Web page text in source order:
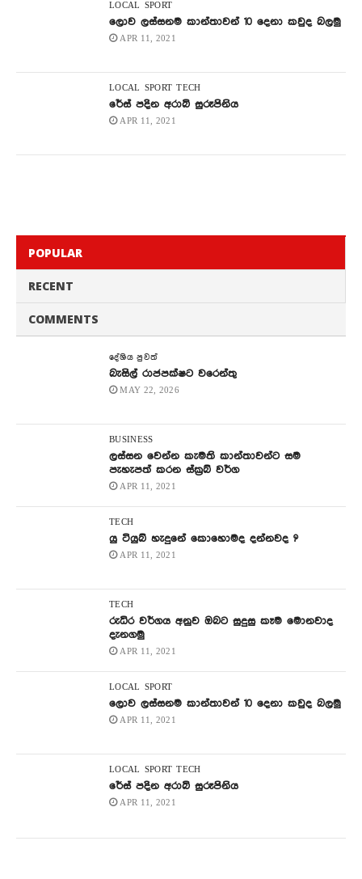
LOCAL SPORT
ලොව ලස්සනම කාන්තාවන් 10 දෙනා කවුද බලමු
APR 11, 2021
LOCAL SPORT TECH
රේස් පදින අරාබි සුරූපිනිය
APR 11, 2021
POPULAR
RECENT
COMMENTS
දේශිය පුවත්
බැසිල් රාජපක්ෂට වරෙන්තු
MAY 22, 2026
BUSINESS
ලස්සන වෙන්න කැමති කාන්තාවන්ට සම
පැහැපත් කරන ස්ක්‍රබ් වර්ග
APR 11, 2021
TECH
යු ටියුබ් හැදුනේ කොහොමද දන්නවද ?
APR 11, 2021
TECH
රුධිර වර්ගය අනුව ඔබට සුදුසු කෑම මොනවාද
දැනගමු
APR 11, 2021
LOCAL SPORT
ලොව ලස්සනම කාන්තාවන් 10 දෙනා කවුද බලමු
APR 11, 2021
LOCAL SPORT TECH
රේස් පදින අරාබි සුරූපිනිය
APR 11, 2021